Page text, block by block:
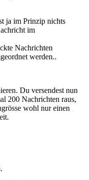
ja im Prinzip nichts
im
Nachrichten
werden..
Du versendest nun
200 Nachrichten raus,
wohl nur einen